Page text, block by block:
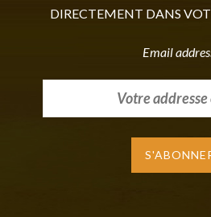
DIRECTEMENT DANS
Email